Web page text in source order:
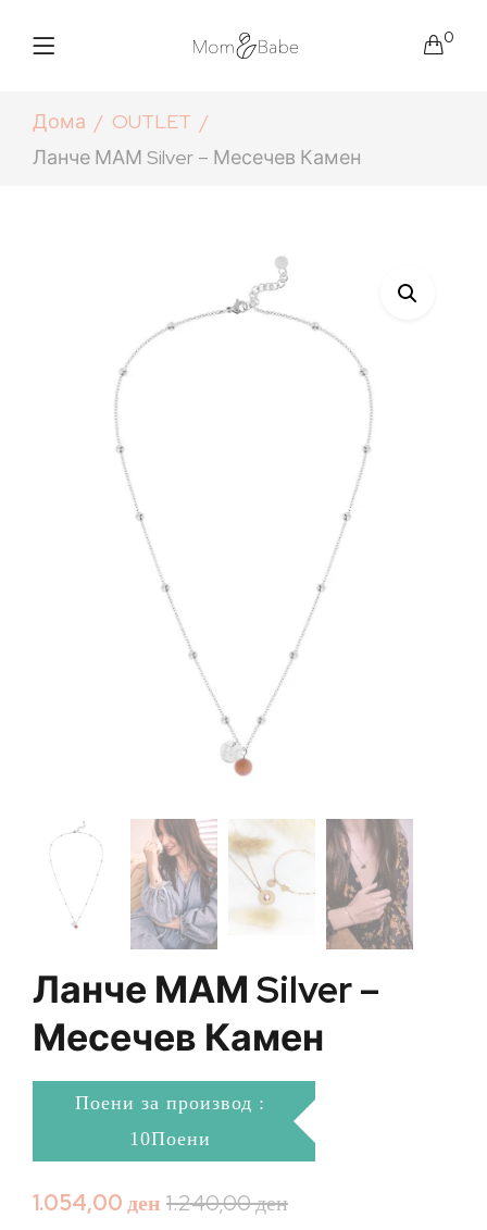
0
Дома
OUTLET
Ланче МАМ Silver – Месечев Камен
Ланче МАМ Silver –
Месечев Камен
Поени за производ :
10Поени
1.240,00ден
1.054,00ден